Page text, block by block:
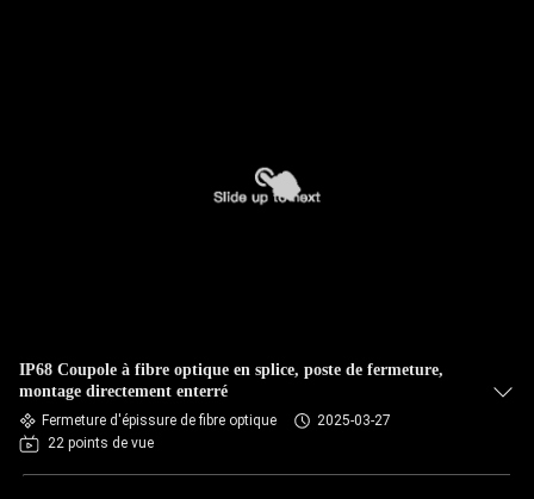
IP68 Coupole à fibre optique en splice, poste de fermeture,
montage directement enterré
Fermeture d'épissure de fibre optique
2025-03-27
22 points de vue